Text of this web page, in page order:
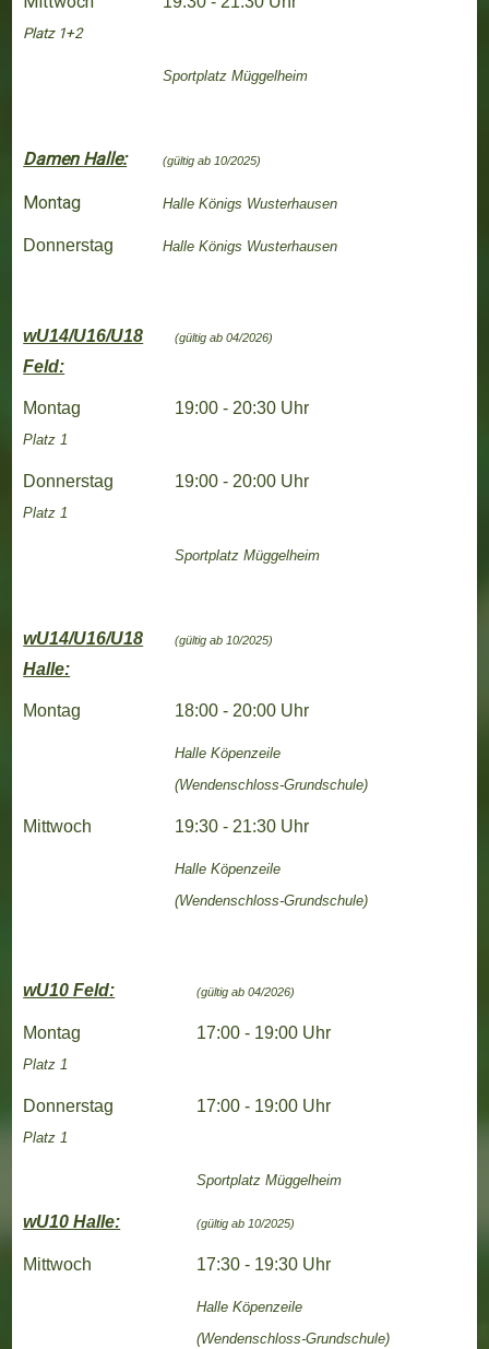
Platz 1+2
Sportplatz Müggelheim
Damen Halle: (gültig ab 10/2025)
Montag Halle Königs Wusterhausen
Donnerstag Halle Königs Wusterhausen
wU14/U16/U18
Feld:
(gültig ab 04/2026)
Montag
Platz 1
19:00 - 20:30 Uhr
Donnerstag
Platz 1
19:00 - 20:00 Uhr
Sportplatz Müggelheim
wU14/U16/U18
Halle:
(gültig ab 10/2025)
Montag 18:00 - 20:00 Uhr
HalleKöpenzeile
(Wendenschloss-Grundschule)
Mittwoch 19:30 - 21:30 Uhr
HalleKöpenzeile
(Wendenschloss-Grundschule)
wU10 Feld: (gültig ab 04/2026)
Montag
Platz 1
17:00 - 19:00 Uhr
Donnerstag
Platz 1
17:00 - 19:00 Uhr
Sportplatz Müggelheim
wU10 Halle: (gültig ab 10/2025)
Mittwoch 17:30 - 19:30 Uhr
HalleKöpenzeile
(Wendenschloss-Grundschule)